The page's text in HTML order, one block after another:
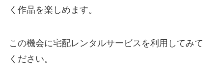
く作品を楽しめます。
この機会に宅配レンタルサービスを利用してみて
ください。